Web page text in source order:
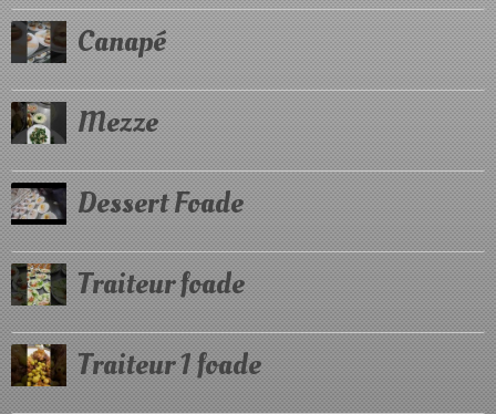
Canapé
Mezze
Dessert Foade
Traiteur foade
Traiteur 1 foade